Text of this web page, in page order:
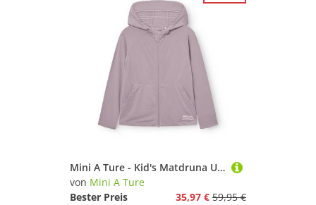
Mini A Ture - Kid's Matdruna UV Skin Hoodie - Sweat- & Trainingsjacke Gr 110 - 5 Years lila
von Mini A Ture
Bester Preis
35,97 € 59,95 €